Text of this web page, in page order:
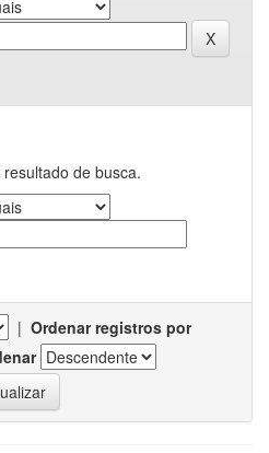
de busca.
| Ordenar registros por